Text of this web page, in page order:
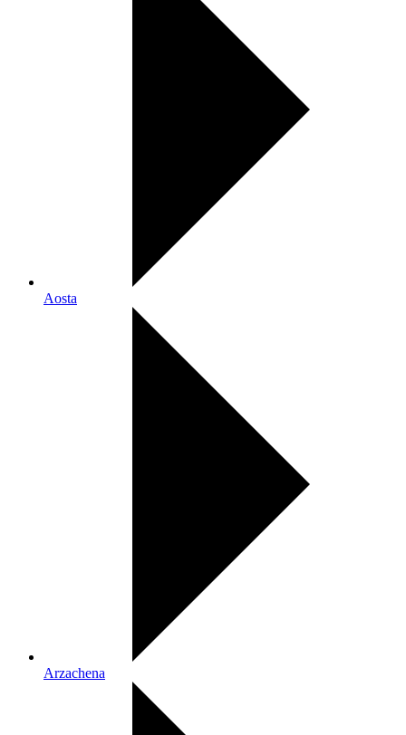
Aosta
Arzachena